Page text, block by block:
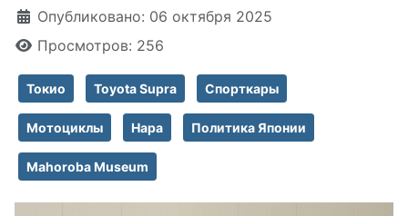
Информация о материале
Опубликовано: 06 октября 2025
Просмотров: 256
Токио Toyota Supra Спорткары
Мотоциклы Нара Политика Японии
Mahoroba Museum